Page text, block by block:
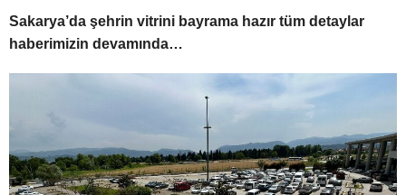
Sakarya’da şehrin vitrini bayrama hazır tüm detaylar
haberimizin devamında…